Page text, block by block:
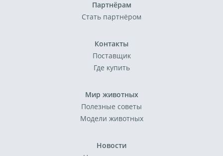
Партнёрам
Стать партнёром
Контакты
Поставщик
Где купить
Мир животных
Полезные советы
Модели животных
Новости